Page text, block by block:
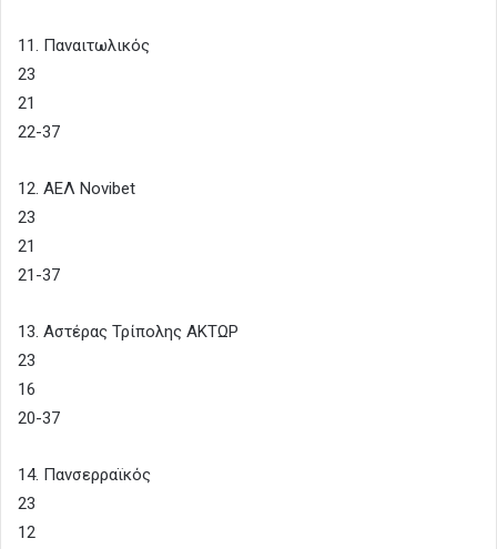
11. Παναιτωλικός
23
21
22-37
12. ΑΕΛ Novibet
23
21
21-37
13. Αστέρας Τρίπολης ΑΚΤΩΡ
23
16
20-37
14. Πανσερραϊκός
23
12